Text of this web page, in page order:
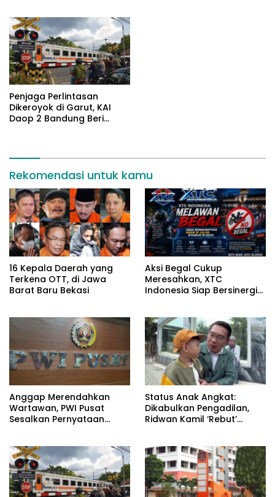
Penjaga Perlintasan
Dikeroyok di Garut, KAI
Daop 2 Bandung Beri
Rekomendasi untuk kamu
16 Kepala Daerah yang
Terkena OTT, di Jawa
Barat Baru Bekasi
Aksi Begal Cukup
Meresahkan, XTC
Indonesia Siap Bersinergi
Anggap Merendahkan
Wartawan, PWI Pusat
Sesalkan Pernyataan
Status Anak Angkat:
Dikabulkan Pengadilan,
Ridwan Kamil ‘Rebut’